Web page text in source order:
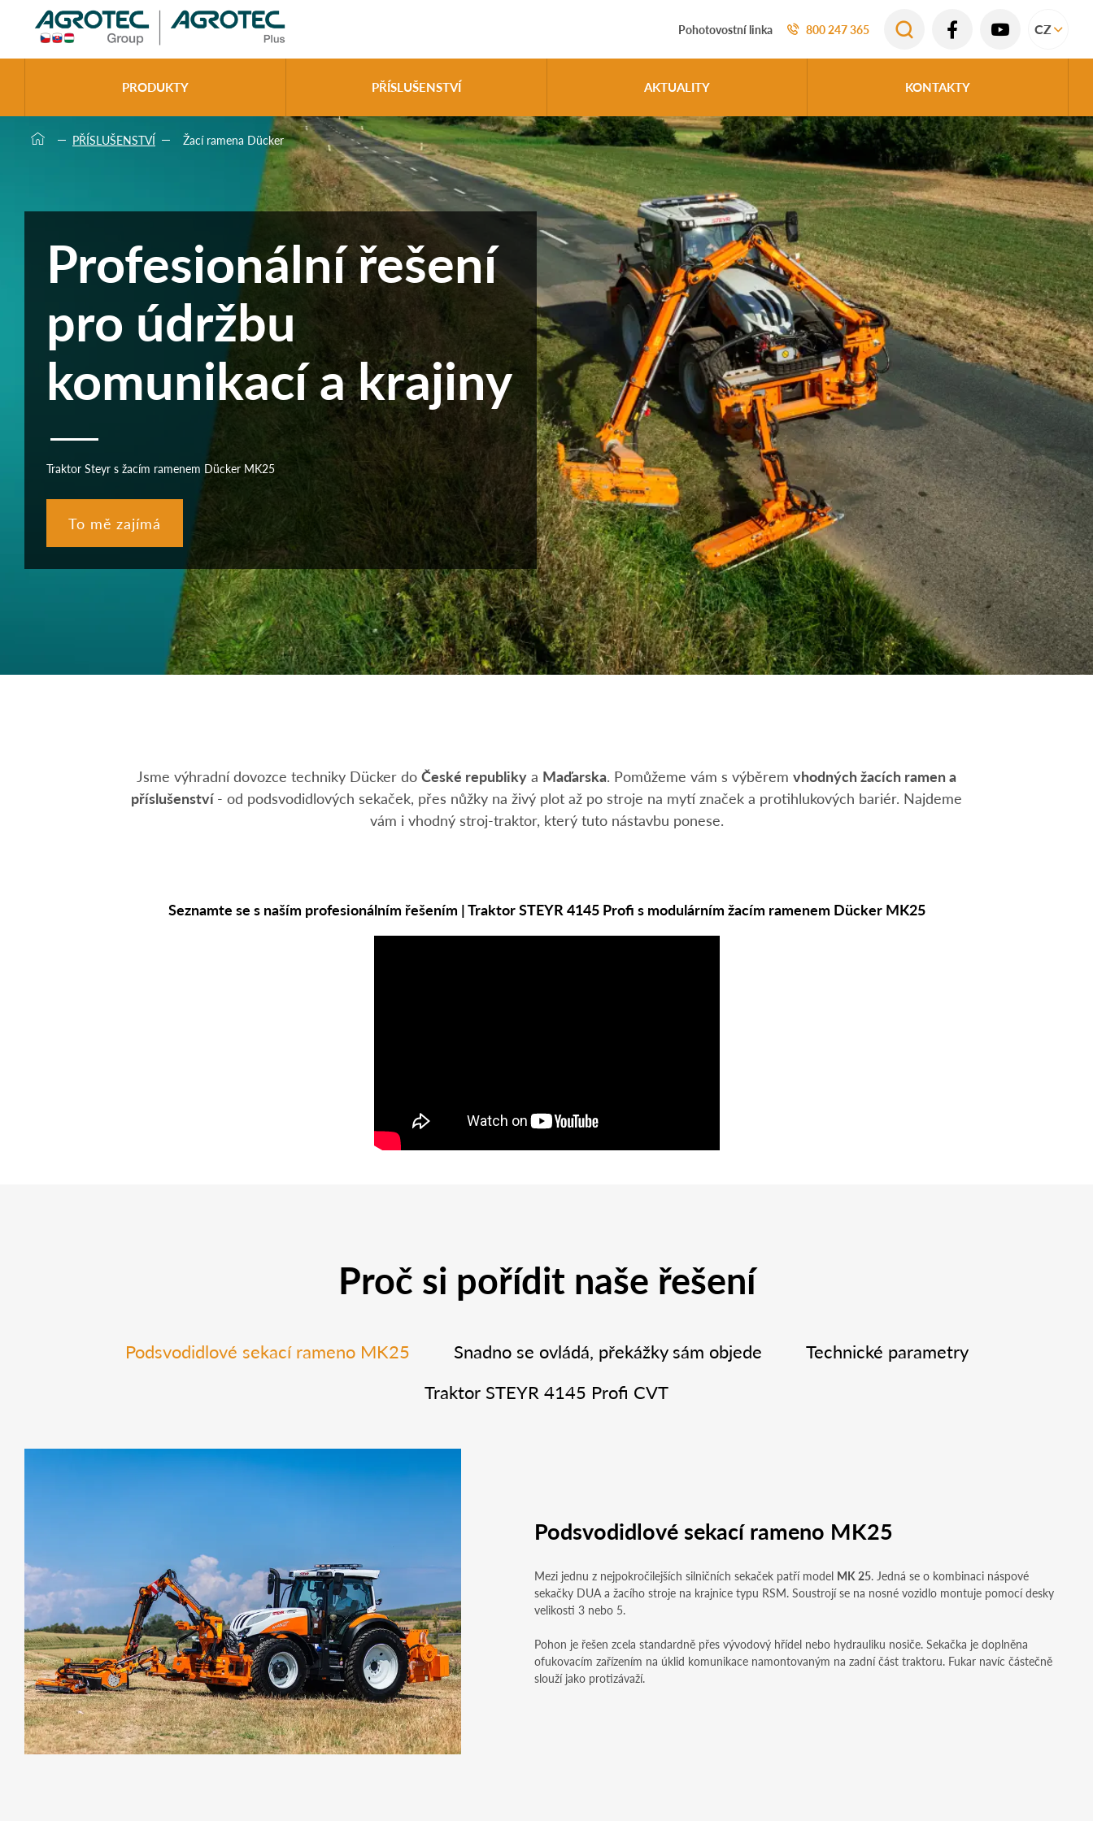
Pohotovostní linka
800 247 365 CZ
PRODUKTY PŘÍSLUŠENSTVÍ AKTUALITY KONTAKTY
PŘÍSLUŠENSTVÍ Žací ramena Dücker
Profesionální řešení
pro údržbu
komunikací a krajiny
Traktor Steyr s žacím ramenem Dücker MK25
To mě zajímá
Jsme výhradní dovozce techniky Dücker do České republiky a Maďarska. Pomůžeme vám s výběrem vhodných žacích ramen a
příslušenství - od podsvodidlových sekaček, přes nůžky na živý plot až po stroje na mytí značek a protihlukových bariér. Najdeme
vám i vhodný stroj-traktor, který tuto nástavbu ponese.
Seznamte se s naším profesionálním řešením | Traktor STEYR 4145 Profi s modulárním žacím ramenem Dücker MK25
Proč si pořídit naše řešení
Podsvodidlové sekací rameno MK25 Snadno se ovládá, překážky sám objede
Technické parametry
Traktor STEYR 4145 Profi CVT
Podsvodidlové sekací rameno MK25
Mezi jednu z nejpokročilejších silničních sekaček patří model MK 25. Jedná se o kombinaci náspové
sekačky DUA a žacího stroje na krajnice typu RSM. Soustrojí se na nosné vozidlo montuje pomocí desky
velikosti 3 nebo 5.
Pohon je řešen zcela standardně přes vývodový hřídel nebo hydrauliku nosiče. Sekačka je doplněna
ofukovacím zařízením na úklid komunikace namontovaným na zadní část traktoru. Fukar navíc částečně
slouží jako protizávaží.